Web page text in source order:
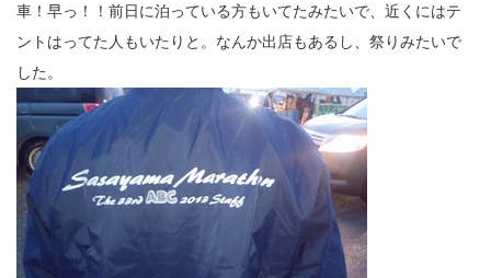
車！早っ！！前日に泊っている方もいてたみたいで、近くにはテ
ントはってた人もいたりと。なんか出店もあるし、祭りみたいで
した。